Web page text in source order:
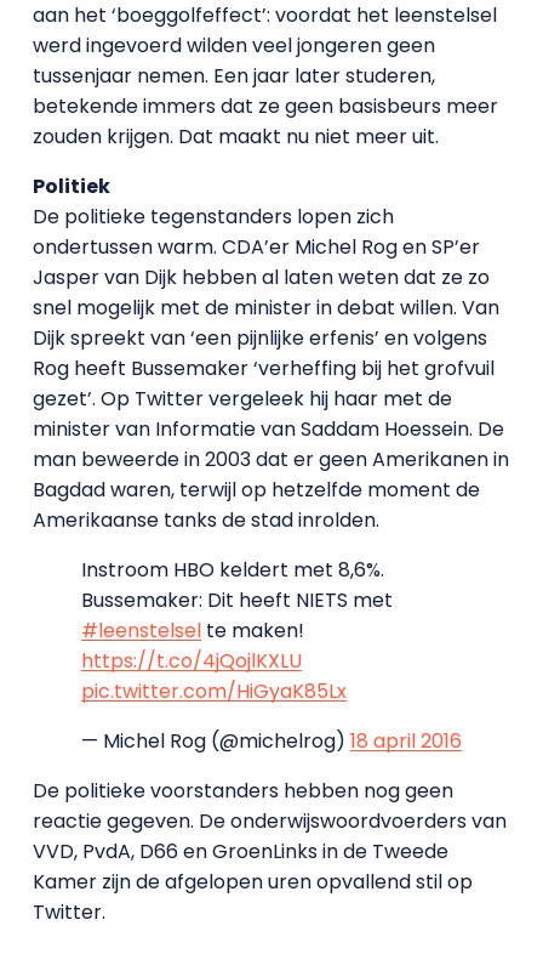
aan het ‘boeggolfeffect’: voordat het leenstelsel
werd ingevoerd wilden veel jongeren geen
tussenjaar nemen. Een jaar later studeren,
betekende immers dat ze geen basisbeurs meer
zouden krijgen. Dat maakt nu niet meer uit.
Politiek
De politieke tegenstanders lopen zich
ondertussen warm. CDA’er Michel Rog en SP’er
Jasper van Dijk hebben al laten weten dat ze zo
snel mogelijk met de minister in debat willen. Van
Dijk spreekt van ‘een pijnlijke erfenis’ en volgens
Rog heeft Bussemaker ‘verheffing bij het grofvuil
gezet’. Op Twitter vergeleek hij haar met de
minister van Informatie van Saddam Hoessein. De
man beweerde in 2003 dat er geen Amerikanen in
Bagdad waren, terwijl op hetzelfde moment de
Amerikaanse tanks de stad inrolden.
Instroom HBO keldert met 8,6%.
Bussemaker: Dit heeft NIETS met
#leenstelselte maken!
https://t.co/4jQojlKXLU
pic.twitter.com/HiGyaK85Lx
— Michel Rog (@michelrog) 18 april 2016
De politieke voorstanders hebben nog geen
reactie gegeven. De onderwijswoordvoerders van
VVD, PvdA, D66 en GroenLinks in de Tweede
Kamer zijn de afgelopen uren opvallend stil op
Twitter.